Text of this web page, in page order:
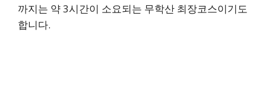
까지는 약 3시간이 소요되는 무학산 최장코스이기도
합니다.